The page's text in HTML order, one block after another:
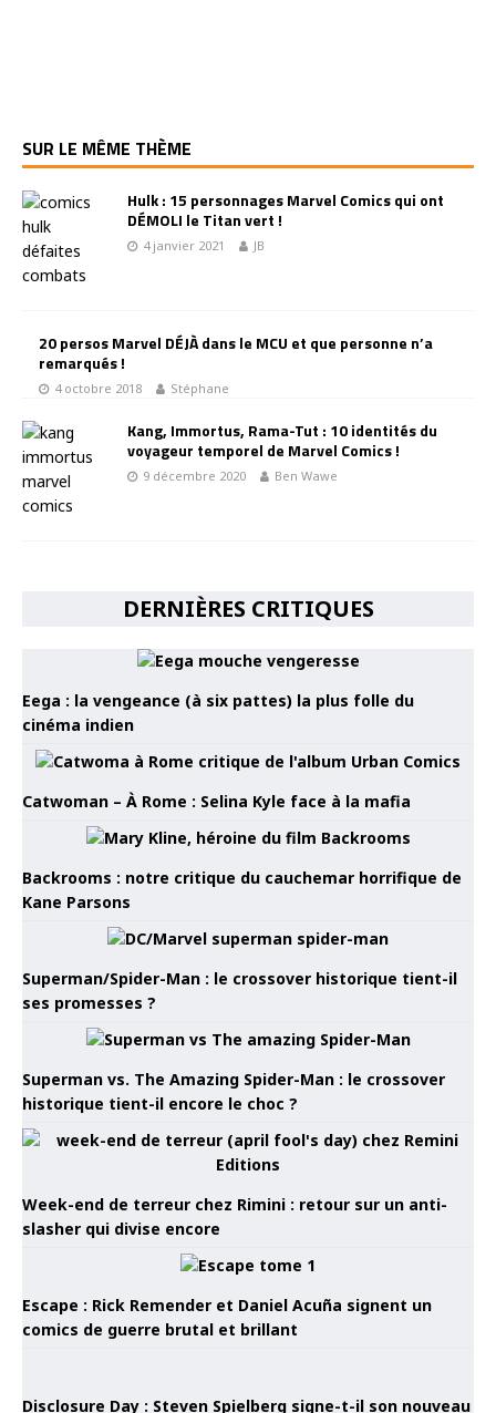
SUR LE MÊME THÈME
Hulk : 15 personnages Marvel Comics qui ont
DÉMOLI le Titan vert !
4 janvier 2021 JB
20 persos Marvel DÉJÀ dans le MCU et que personne n’a
remarqués !
4 octobre 2018 Stéphane
Kang, Immortus, Rama-Tut : 10 identités du
voyageur temporel de Marvel Comics !
9 décembre 2020 Ben Wawe
DERNIÈRES CRITIQUES
Eega : la vengeance (à six pattes) la plus folle du
cinéma indien
Catwoman – À Rome : Selina Kyle face à la mafia
Backrooms : notre critique du cauchemar horrifique de
Kane Parsons
Superman/Spider-Man : le crossover historique tient-il
ses promesses ?
Superman vs. The Amazing Spider-Man : le crossover
historique tient-il encore le choc ?
Week-end de terreur chez Rimini : retour sur un anti-
slasher qui divise encore
Escape : Rick Remender et Daniel Acuña signent un
comics de guerre brutal et brillant
Disclosure Day : Steven Spielberg signe-t-il son nouveau